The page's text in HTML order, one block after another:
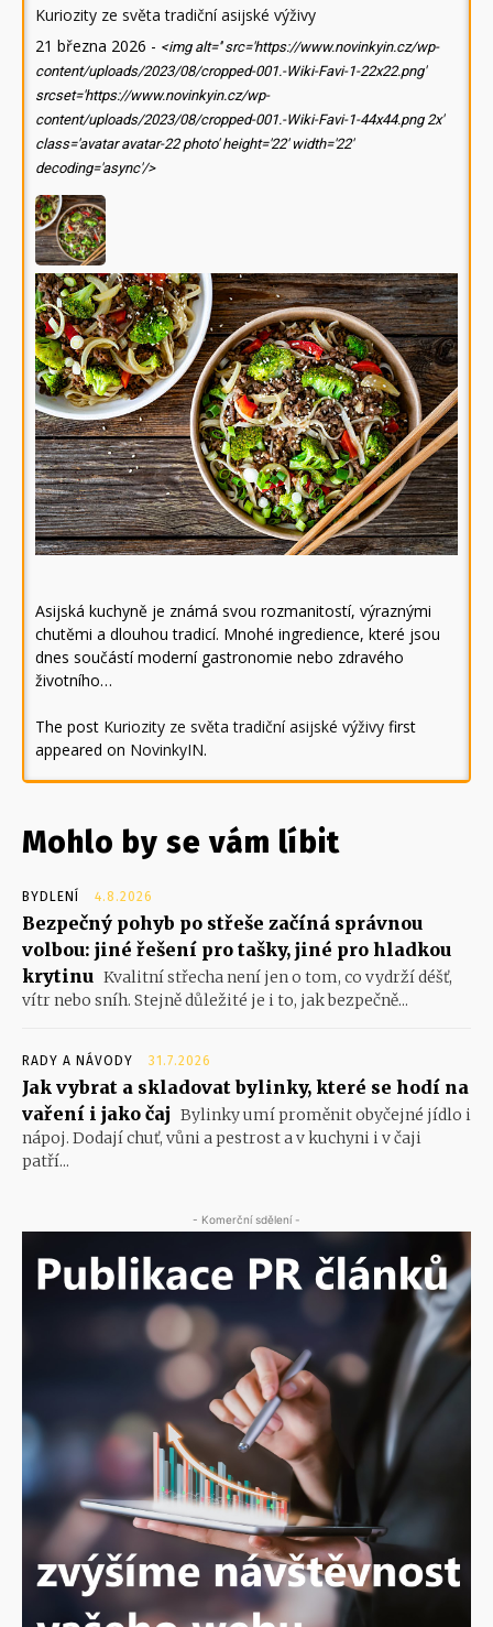
Kuriozity ze světa tradiční asijské výživy
21 března 2026 - <img alt='' src='https://www.novinkyin.cz/wp-
content/uploads/2023/08/cropped-001.-Wiki-Favi-1-22x22.png'
srcset='https://www.novinkyin.cz/wp-
content/uploads/2023/08/cropped-001.-Wiki-Favi-1-44x44.png 2x'
class='avatar avatar-22 photo' height='22' width='22'
decoding='async'/>
Asijská kuchyně je známá svou rozmanitostí, výraznými
chutěmi a dlouhou tradicí. Mnohé ingredience, které jsou
dnes součástí moderní gastronomie nebo zdravého
životního…
The post Kuriozity ze světa tradiční asijské výživy first
appeared on NovinkyIN.
Mohlo by se vám líbit
BYDLENÍ 4.8.2026
Bezpečný pohyb po střeše začíná správnou
volbou: jiné řešení pro tašky, jiné pro hladkou
krytinu Kvalitní střecha není jen o tom, co vydrží déšť,
vítr nebo sníh. Stejně důležité je i to, jak bezpečně...
RADY A NÁVODY 31.7.2026
Jak vybrat a skladovat bylinky, které se hodí na
vaření i jako čaj Bylinky umí proměnit obyčejné jídlo i
nápoj. Dodají chuť, vůni a pestrost a v kuchyni i v čaji
patří...
- Komerční sdělení -